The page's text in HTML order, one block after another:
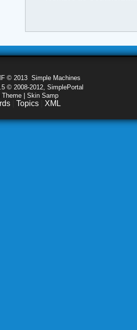
© 2013 Simple Machines
© 2008-2012, SimplePortal
| Skin Samp
Topics XML